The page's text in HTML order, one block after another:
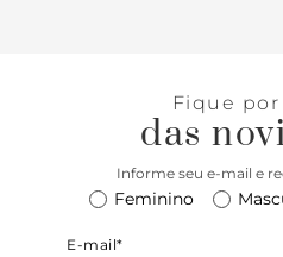
mais o seu dia, seja para um
no happy com as amigas ou
tote desejo.
Fique
das
Informe seu e-mail e
Feminino
E-mail*